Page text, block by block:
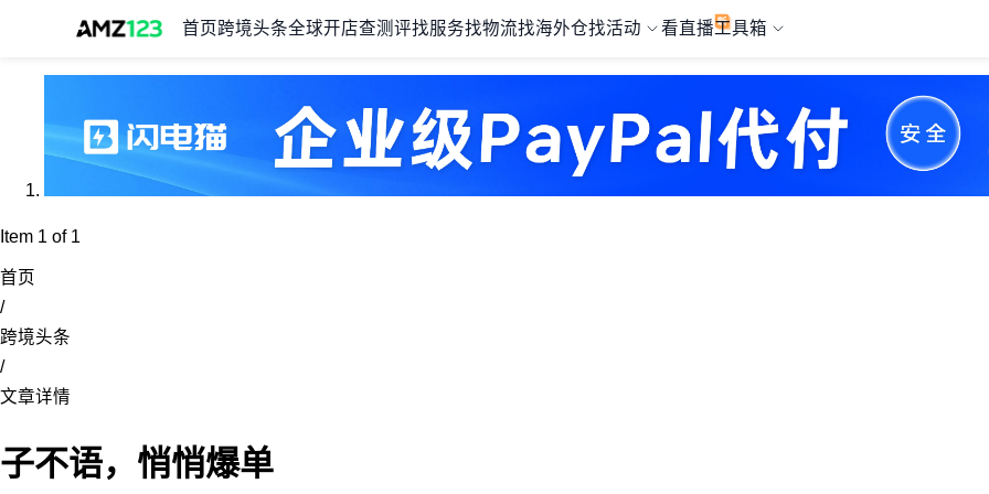
首页 跨境头条全球开店查测评找服务找物流找海外仓找活动 看直播工具箱
Item 1 of 1
首页
/
跨境头条
/
文章详情
子不语，悄悄爆单